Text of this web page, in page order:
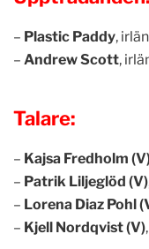
– Plastic Paddy,
– Andrew Scott,
Talare:
– Kajsa Fredholm
– Patrik Liljeglöd (V)
– Lorena Diaz Pohl
– Kjell Nordqvist (V)